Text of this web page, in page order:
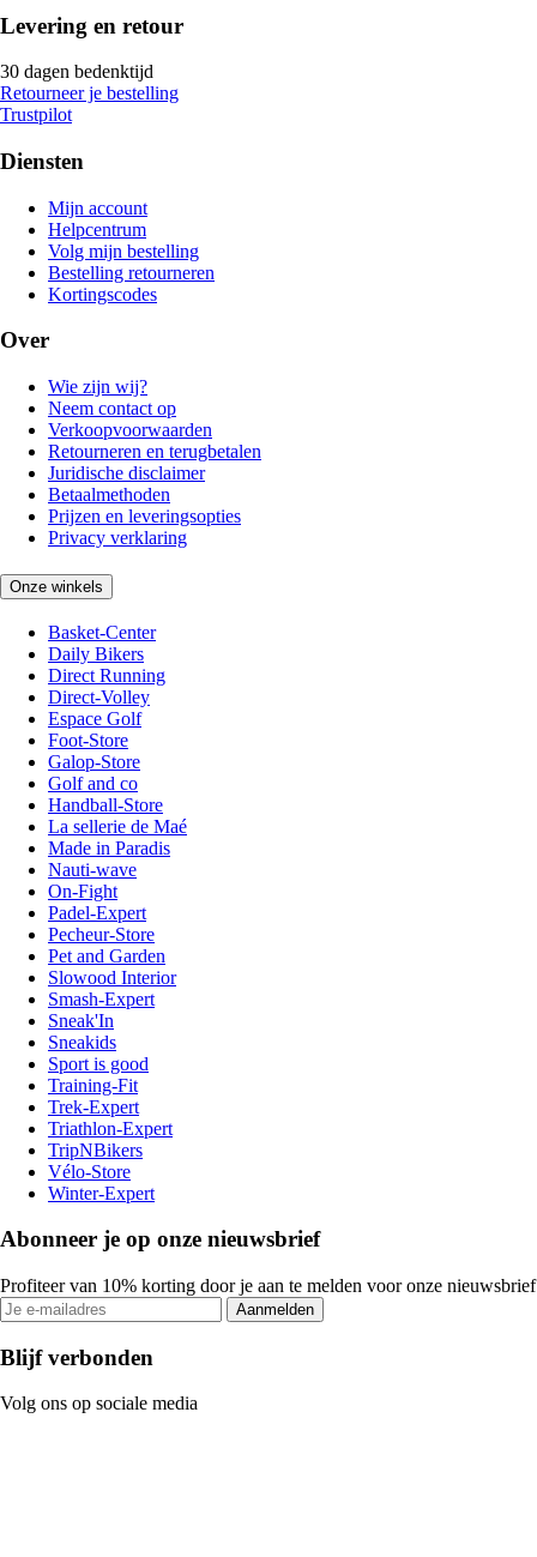
Levering en retour
30 dagen bedenktijd
Retourneer je bestelling
Trustpilot
Diensten
Mijn account
Helpcentrum
Volg mijn bestelling
Bestelling retourneren
Kortingscodes
Over
Wie zijn wij?
Neem contact op
Verkoopvoorwaarden
Retourneren en terugbetalen
Juridische disclaimer
Betaalmethoden
Prijzen en leveringsopties
Privacy verklaring
Onze winkels
Basket-Center
Daily Bikers
Direct Running
Direct-Volley
Espace Golf
Foot-Store
Galop-Store
Golf and co
Handball-Store
La sellerie de Maé
Made in Paradis
Nauti-wave
On-Fight
Padel-Expert
Pecheur-Store
Pet and Garden
Slowood Interior
Smash-Expert
Sneak'In
Sneakids
Sport is good
Training-Fit
Trek-Expert
Triathlon-Expert
TripNBikers
Vélo-Store
Winter-Expert
Abonneer je op onze nieuwsbrief
Profiteer van 10% korting door je aan te melden voor onze nieuwsbrief
Aanmelden
Blijf verbonden
Volg ons op sociale media